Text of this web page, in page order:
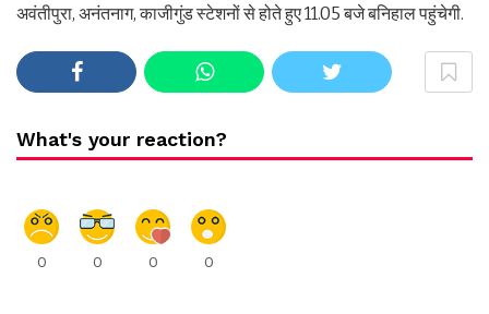
अवंतीपुरा, अनंतनाग, काजीगुंड स्टेशनों से होते हुए 11.05 बजे बनिहाल पहुंचेगी.
What's your reaction?
0 0 0 0